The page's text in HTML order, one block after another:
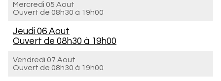
Mercredi 05 Aout
Ouvert de 08h30 à 19h00
Jeudi 06 Aout
Ouvert de 08h30 à 19h00
Vendredi 07 Aout
Ouvert de 08h30 à 19h00